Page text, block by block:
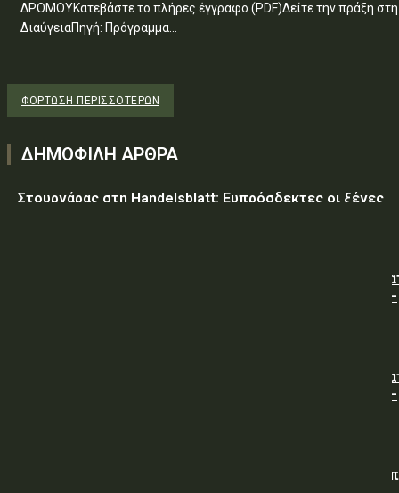
ΔΡΟΜΟΥΚατεβάστε το πλήρες έγγραφο (PDF)Δείτε την πράξη στη
ΔιαύγειαΠηγή: Πρόγραμμα...
ΦΌΡΤΩΣΗ ΠΕΡΙΣΣΟΤΈΡΩΝ
ΔΗΜΟΦΙΛΗ ΑΡΘΡΑ
Στουρνάρας στη Handelsblatt: Ευπρόσδεκτες οι ξένες
ΥΠ.ΠΡΟ.ΠΟ.: « Προσωρινές κυκλοφοριακές ρυθμίσεις
τον 7ο Λαϊκό Αγώνα Δρόμου φράγμα Λίμνης Πλαστήρα –
ΥΠ.ΠΡΟ.ΠΟ.: « Προσωρινές κυκλοφοριακές ρυθμίσεις
τον 7ο Λαϊκό Αγώνα Δρόμου φράγμα Λίμνης Πλαστήρα –
ΥΠΕΘΑ: Διενέργεια Διαγωνισμού για την Προμήθεια